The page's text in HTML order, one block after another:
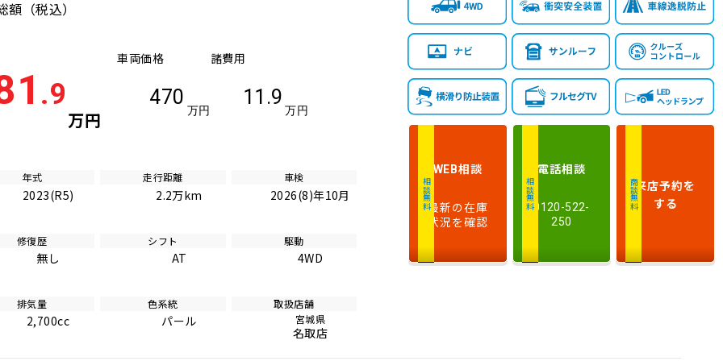
額 （税込）
.9
万円
車両価格
470
万円
諸費用
11.9
万円
年式
2023(R5)
走行距離
2.2万km
車検
2026(8)年10月
修復歴
無し
シフト
AT
駆動
4WD
排気量
2,700cc
色系統
パール
取扱店舗
宮城県
名取店
相談無料
WEB相談
最新の在庫
状況を確認
相談無料
電話相談
0120-522-
250
商談無料来店予約を
する